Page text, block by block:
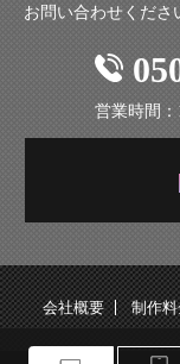
お問い合わせくださ
営業時間：
会社概要 制作